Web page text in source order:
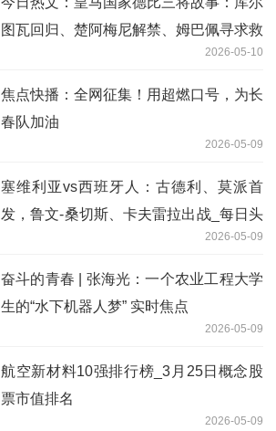
图瓦回归、楚阿梅尼解禁、姆巴佩寻求救
2026-05-10
焦点快播：全网征集！用超燃口号，为长
春队加油
2026-05-09
塞维利亚vs西班牙人：古德利、莫派首
发，鲁文-桑切斯、卡夫雷拉出战_每日头
2026-05-09
奋斗的青春 | 张海光：一个农业工程大学
生的“水下机器人梦” 实时焦点
2026-05-09
航空新材料10强排行榜_3月25日概念股
票市值排名
2026-05-09